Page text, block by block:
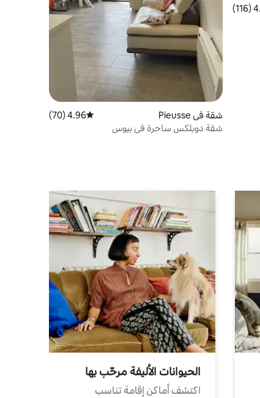
4.9 من 5، 116 مراجعات4.9
شقة في Pieusse متوسط التقييم 4.96 من 5، 70 مراجعات
4.96 (70)
شقة دوبلكس ساحرة في بيوس
الحيوانات الأليفة مرحّب بها
اكتشف أماكن إقامة تناسب